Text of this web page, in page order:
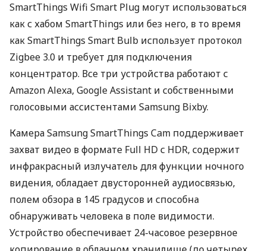
SmartThings Wifi Smart Plug могут использоваться
как с хабом SmartThings или без него, в то время
как SmartThings Smart Bulb использует протокол
Zigbee 3.0 и требует для подключения
концентратор. Все три устройства работают с
Amazon Alexa, Google Assistant и собственными
голосовыми ассистентами Samsung Bixby.
Камера Samsung SmartThings Cam поддерживает
захват видео в формате Full HD с HDR, содержит
инфракрасный излучатель для функции ночного
видения, обладает двусторонней аудиосвязью,
полем обзора в 145 градусов и способна
обнаруживать человека в поле видимости.
Устройство обеспечивает 24-часовое резервное